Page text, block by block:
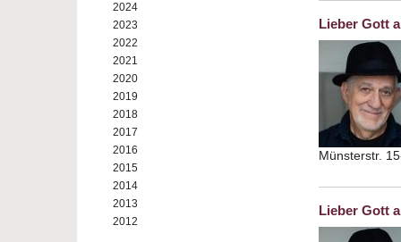
2024
2023
2022
2021
2020
2019
2018
2017
2016
2015
2014
2013
2012
Lieber Gott
Münsterstr.
Lieber Gott